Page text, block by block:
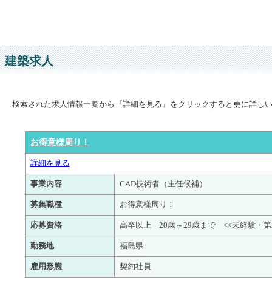
建築求人
検索された求人情報一覧から『詳細を見る』をクリックすると更に詳し
お得意様周り！
詳細を見る
事業内容 CAD技術者（主任候補）
募集職種 お得意様周り！
応募資格 高卒以上 20歳～29歳まで <<未経験・第
勤務地 福島県
雇用形態 契約社員